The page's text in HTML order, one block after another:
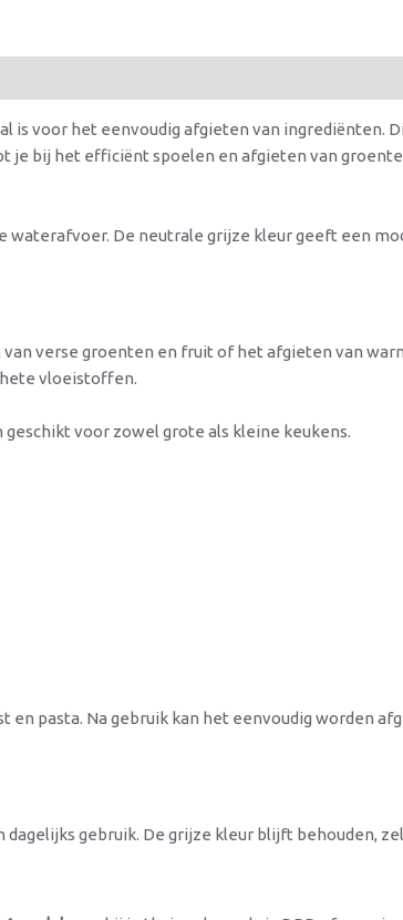
is voor het eenvoudig afgieten van ingrediënten.
je bij het efficiënt spoelen en afgieten van
De neutrale grijze kleur geeft een
verse groenten en fruit of het afgieten van
vloeistoffen.
voor zowel grote als kleine keukens.
pasta. Na gebruik kan het eenvoudig worden
gebruik. De grijze kleur blijft behouden,